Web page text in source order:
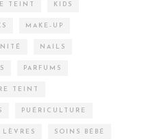
TEINT KIDS
MAKE-UP
NAILS
PARFUMS
TEINT
PUÉRICULTURE
LÈVRES SOINS BÉBÉ